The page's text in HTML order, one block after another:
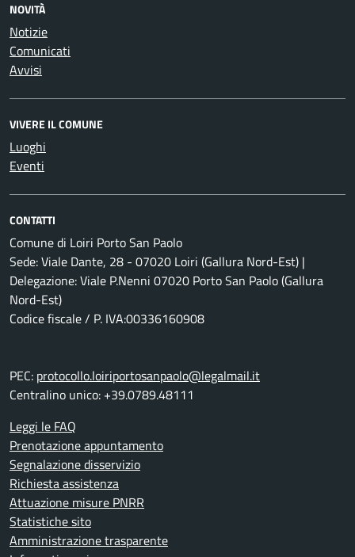
NOVITÀ
Notizie
Comunicati
Avvisi
VIVERE IL COMUNE
Luoghi
Eventi
CONTATTI
Comune di Loiri Porto San Paolo
Sede: Viale Dante, 28 - 07020 Loiri (Gallura Nord-Est) |
Delegazione: Viale P.Nenni 07020 Porto San Paolo (Gallura
Nord-Est)
Codice fiscale / P. IVA:00336160908
PEC: protocollo.loiriportosanpaolo@legalmail.it
Centralino unico: +39.0789.48111
Leggi le FAQ
Prenotazione appuntamento
Segnalazione disservizio
Richiesta assistenza
Attuazione misure PNRR
Statistiche sito
Amministrazione trasparente